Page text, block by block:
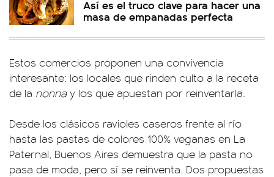
Así es el truco clave para hacer una
masa de empanadas perfecta
Estos comercios proponen una convivencia
interesante: los locales que rinden culto a la receta
de la nonnay los que apuestan por reinventarla.
Desde los clásicos ravioles caseros frente al río
hasta las pastas de colores 100% veganas en La
Paternal, Buenos Aires demuestra que la pasta no
pasa de moda, pero sí se reinventa. Dos propuestas